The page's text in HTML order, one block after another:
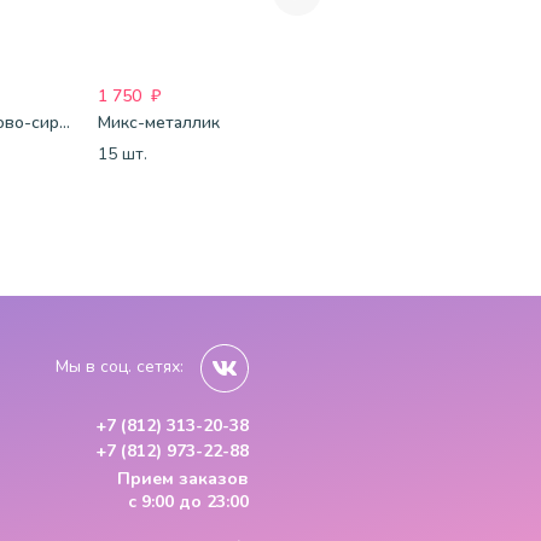
Бело-розово-сиреневые шары-пастель
1 750 ₽
Микс-металлик
15 шт.
Мы в соц. сетях:
+7 (812) 313-20-38
+7 (812) 973-22-88
Прием заказов
с 9:00 до 23:00